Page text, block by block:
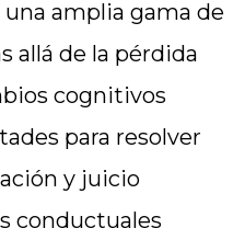
amplia gama de
allá de la pérdida
cognitivos
para resolver
y juicio
conductuales